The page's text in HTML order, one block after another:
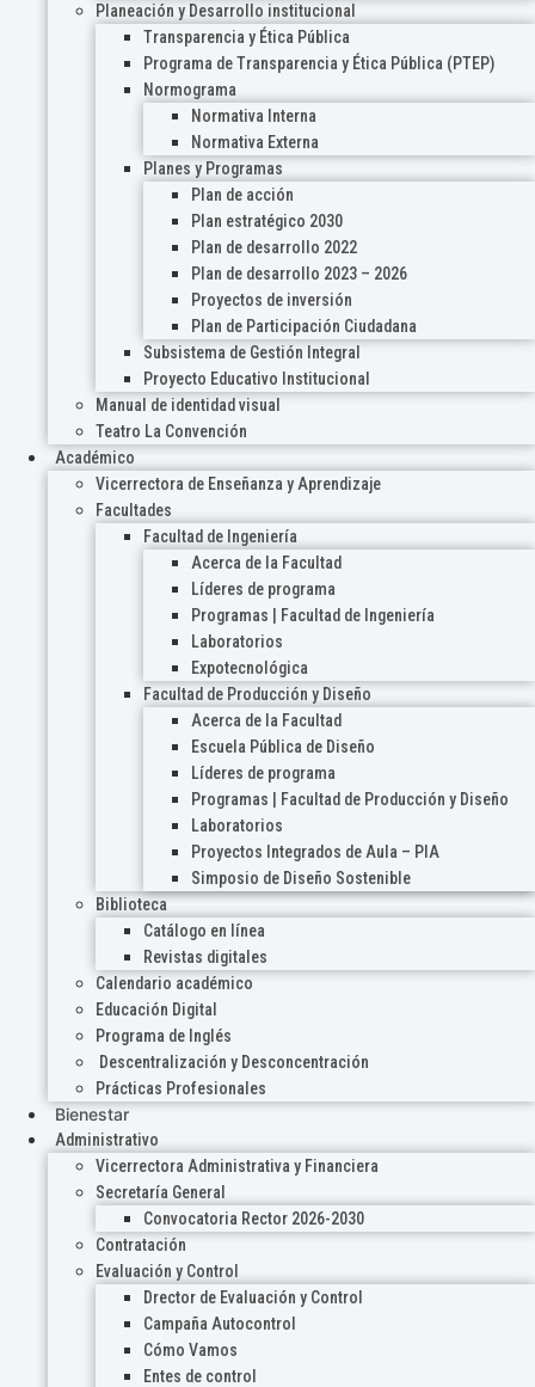
Planeación y Desarrollo institucional
Transparencia y Ética Pública
Programa de Transparencia y Ética Pública (PTEP)
Normograma
Normativa Interna
Normativa Externa
Planes y Programas
Plan de acción
Plan estratégico 2030
Plan de desarrollo 2022
Plan de desarrollo 2023 – 2026
Proyectos de inversión
Plan de Participación Ciudadana
Subsistema de Gestión Integral
Proyecto Educativo Institucional
Manual de identidad visual
Teatro La Convención
Académico
Vicerrectora de Enseñanza y Aprendizaje
Facultades
Facultad de Ingeniería
Acerca de la Facultad
Líderes de programa
Programas | Facultad de Ingeniería
Laboratorios
Expotecnológica
Facultad de Producción y Diseño
Acerca de la Facultad
Escuela Pública de Diseño
Líderes de programa
Programas | Facultad de Producción y Diseño
Laboratorios
Proyectos Integrados de Aula – PIA
Simposio de Diseño Sostenible
Biblioteca
Catálogo en línea
Revistas digitales
Calendario académico
Educación Digital
Programa de Inglés
Descentralización y Desconcentración
Prácticas Profesionales
Bienestar
Administrativo
Vicerrectora Administrativa y Financiera
Secretaría General
Convocatoria Rector 2026-2030
Contratación
Evaluación y Control
Drector de Evaluación y Control
Campaña Autocontrol
Cómo Vamos
Entes de control